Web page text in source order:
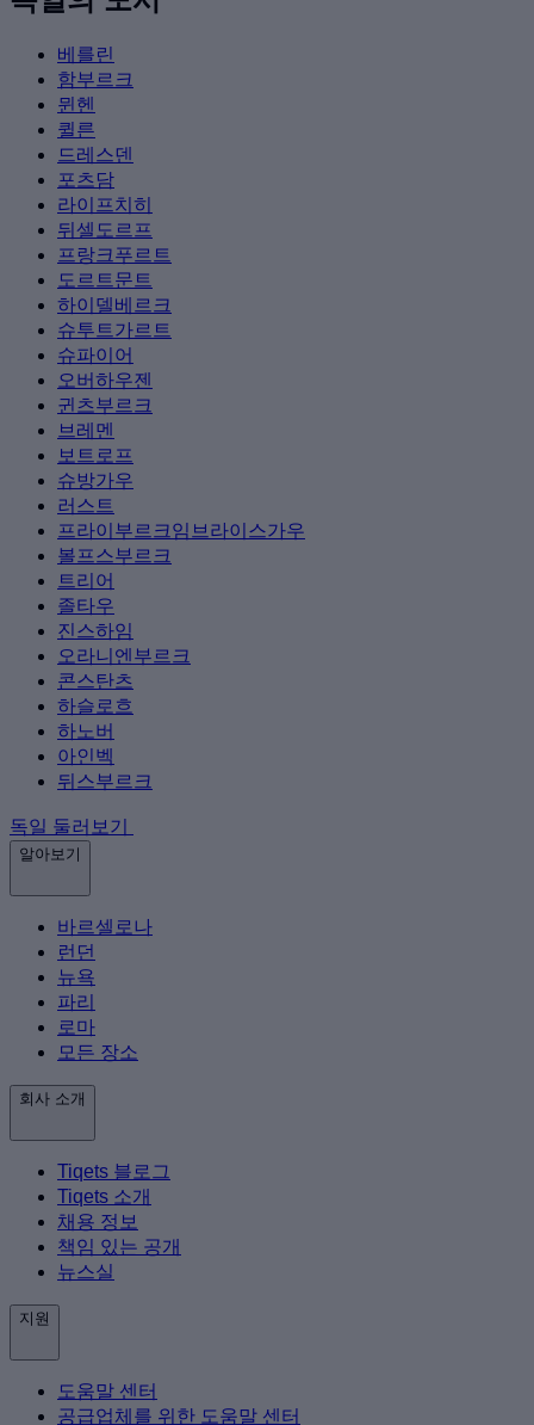
베를린
함부르크
뮌헨
퀼른
드레스덴
포츠담
라이프치히
뒤셀도르프
프랑크푸르트
도르트문트
하이델베르크
슈투트가르트
슈파이어
오버하우젠
귄츠부르크
브레멘
보트로프
슈방가우
러스트
프라이부르크임브라이스가우
볼프스부르크
트리어
졸타우
진스하임
오라니엔부르크
콘스탄츠
하슬로흐
하노버
아인벡
뒤스부르크
독일 둘러보기
알아보기
바르셀로나
런던
뉴욕
파리
로마
모든 장소
회사 소개
Tiqets 블로그
Tiqets 소개
채용 정보
책임 있는 공개
뉴스실
지원
도움말 센터
공급업체를 위한 도움말 센터